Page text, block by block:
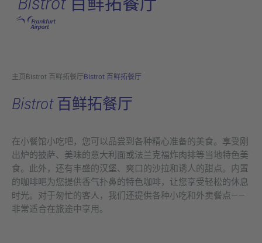
跳转至主页
主页Bistrot 百鲜拓餐厅Bistrot 百鲜拓餐厅
Bistrot 百鲜拓餐厅
在小餐馆小吃吧，您可以品尝到各种精心准备的美食。享受刚
出炉的披萨、美味的意大利面或法兰克福炸肉排等当地特色美
食。此外，还有丰盛的汉堡、爽口的沙拉和诱人的甜点。内置
的咖啡吧为您提供香气扑鼻的特色咖啡，让您享受轻松的休息
时光。对于匆忙的客人，我们还提供各种小吃和外卖餐点——
非常适合在旅途中享用。